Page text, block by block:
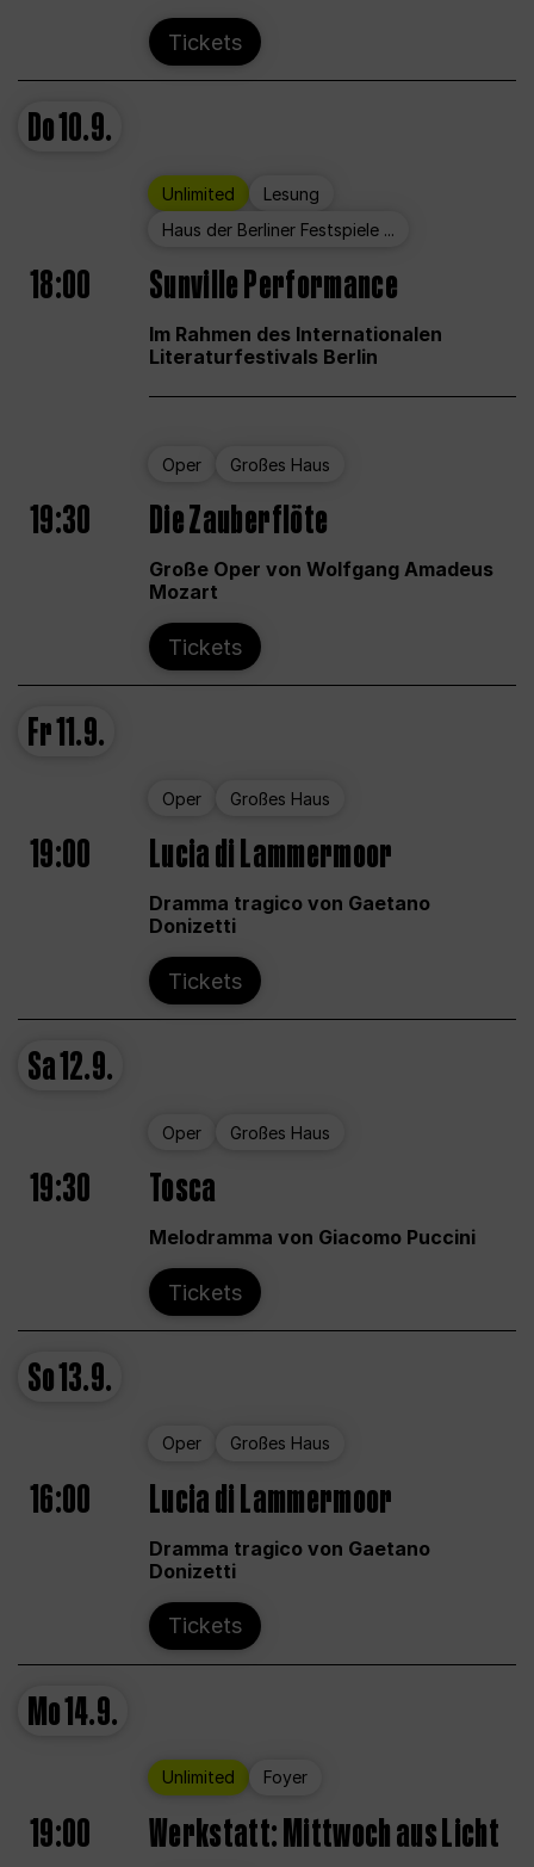
Tickets
Do10.9.
Unlimited
Lesung
Haus der Berliner Festspiele ...
18:00 Sunville Performance
Im Rahmen des Internationalen
Literaturfestivals Berlin
Oper Großes Haus
19:30 Die Zauberflöte
Große Oper von Wolfgang Amadeus
Mozart
Tickets
Fr11.9.
Oper Großes Haus
19:00 Lucia di Lammermoor
Dramma tragico von Gaetano
Donizetti
Tickets
Sa12.9.
Oper Großes Haus
19:30 Tosca
Melodramma von Giacomo Puccini
Tickets
So13.9.
Oper Großes Haus
16:00 Lucia di Lammermoor
Dramma tragico von Gaetano
Donizetti
Tickets
Mo14.9.
Unlimited Foyer
19:00 Werkstatt: Mittwoch aus Licht